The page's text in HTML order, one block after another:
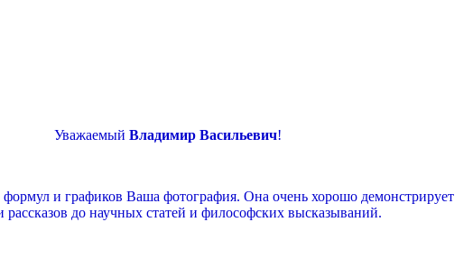
Владимир Васильевич!
и графиков Ваша фотография. Она очень хорошо демонстрирует
до научных статей и философских высказываний.